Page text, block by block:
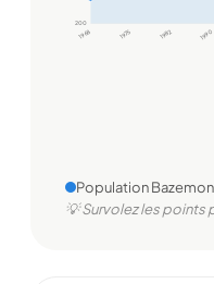
200
1968 1975 1982 1990
Population
💡 Survolez les points